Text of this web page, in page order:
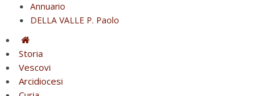
Annuario
DELLA VALLE P. Paolo
Storia
Vescovi
Arcidiocesi